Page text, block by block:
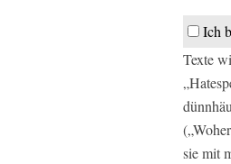
Ich
Texte
sie mit